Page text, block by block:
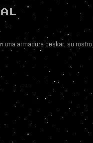
una armadura beskar, su